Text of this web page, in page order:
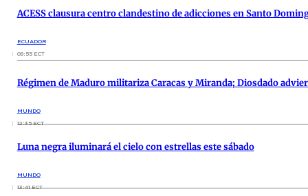
ACESS clausura centro clandestino de adicciones en Santo
ECUADOR
09:55 ECT
Régimen de Maduro militariza Caracas y Miranda; Diosdado
MUNDO
12:35 ECT
Luna negra iluminará el cielo con estrellas este sábado
MUNDO
13:41 ECT